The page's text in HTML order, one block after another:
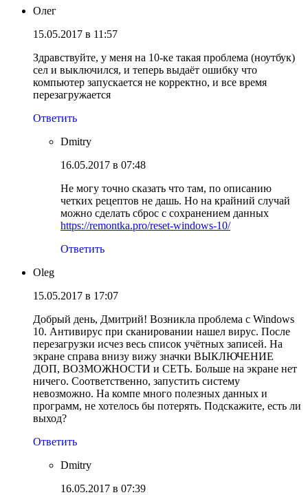
Олег
15.05.2017 в 11:57
Здравствуйте, у меня на 10-ке такая проблема (ноутбук)
сел и выключился, и теперь выдаёт ошибку что
компьютер запускается не корректно, и все время
перезагружается
Ответить
Dmitry
16.05.2017 в 07:48
Не могу точно сказать что там, по описанию
четких рецептов не дашь. Но на крайний случай
можно сделать сброс с сохранением данных
https://remontka.pro/reset-windows-10/
Ответить
Oleg
15.05.2017 в 17:07
Добрый день, Дмитрий! Возникла проблема с Windows
10. Антивирус при сканировании нашел вирус. После
перезагрузки исчез весь список учётных записей. На
экране справа внизу вижу значки ВЫКЛЮЧЕНИЕ
ДОП, ВОЗМОЖНОСТИ и СЕТЬ. Больше на экране нет
ничего. Соответственно, запустить систему
невозможно. На компе много полезных данных и
программ, не хотелось бы потерять. Подскажите, есть ли
выход?
Ответить
Dmitry
16.05.2017 в 07:39